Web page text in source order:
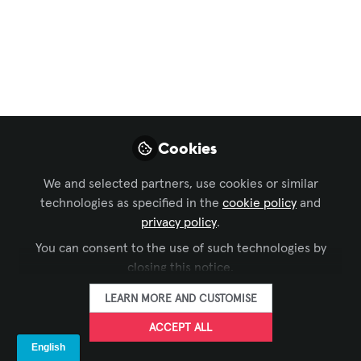
Dealer FOLLOW
O MXA902 da Shure combina um microfone
avançado e um alto-falante de ampla dispersão
em uma única unidade, proporcionando áudio
Cookies
We and selected partners, use cookies or similar
technologies as specified in the cookie policy and
privacy policy.
You can consent to the use of such technologies by
closing this notice.
LEARN MORE AND CUSTOMISE
ACCEPT ALL